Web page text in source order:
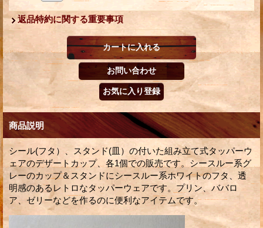
返品特約に関する重要事項
商品説明
シール(フタ）、スタンド(皿）の付いた組み立て式タッパーウ
ェアのデザートカップ、各1個での販売です。シースルー系グ
レーのカップ＆スタンドにシースルー系ホワイトのフタ、透
明感のあるレトロなタッパーウェアです。プリン、ババロ
ア、ゼリーなどを作るのに便利なアイテムです。